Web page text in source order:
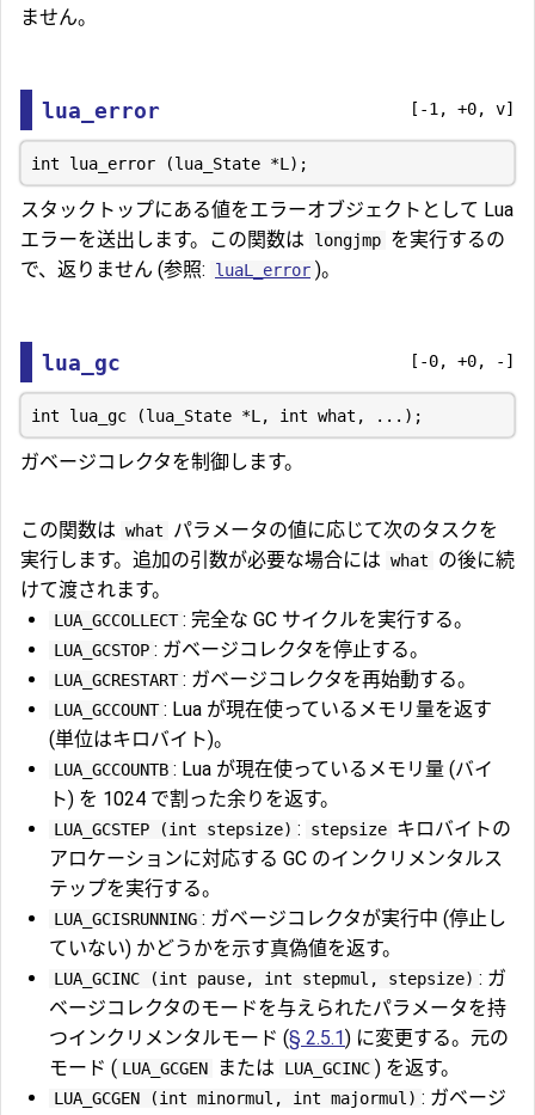
ません。
lua_error [-1, +0, v]
スタックトップにある値をエラーオブジェクトとして Lua
エラーを送出します。この関数は
longjmp を実行するの
で、返りません (参照:
luaL_error )。
lua_gc [-0, +0, -]
ガベージコレクタを制御します。
この関数は what
パラメータの値に応じて次のタスクを
実行します。追加の引数が必要な場合には what
の後に続
けて渡されます。
LUA_GCCOLLECT : 完全な GC サイクルを実行する。
LUA_GCSTOP : ガベージコレクタを停止する。
LUA_GCRESTART : ガベージコレクタを再始動する。
LUA_GCCOUNT : Lua が現在使っているメモリ量を返す
(単位はキロバイト)。
LUA_GCCOUNTB : Lua が現在使っているメモリ量 (バイ
ト) を 1024 で割った余りを返す。
LUA_GCSTEP (int stepsize) : stepsize キロバイトの
アロケーションに対応する GC のインクリメンタルス
テップを実行する。
LUA_GCISRUNNING : ガベージコレクタが実行中 (停止し
ていない) かどうかを示す真偽値を返す。
LUA_GCINC (int pause, int stepmul, stepsize) : ガ
ベージコレクタのモードを与えられたパラメータを持
つインクリメンタルモード (§ 2.5.1) に変更する。元の
モード ( LUA_GCGEN または LUA_GCINC ) を返す。
LUA_GCGEN (int minormul, int majormul) : ガベージ